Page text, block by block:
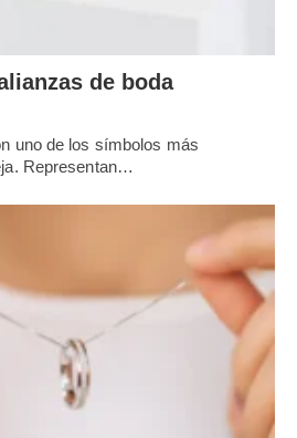
de boda
uno de los símbolos más
Representan…